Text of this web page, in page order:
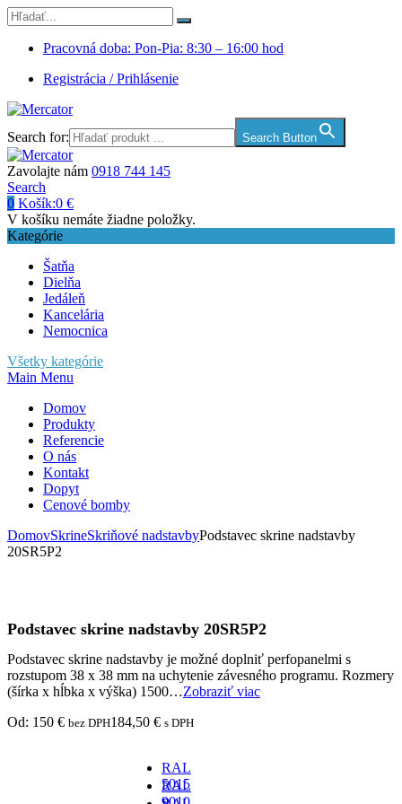
Pracovná doba: Pon-Pia: 8:30 – 16:00 hod
Registrácia / Prihlásenie
Search for: Search Button
Zavolajte nám 0918 744 145
Search
0 Košík:0 €
V košíku nemáte žiadne položky.
Kategórie
Šatňa
Dielňa
Jedáleň
Kancelária
Nemocnica
Všetky kategórie
Main Menu
Domov
Produkty
Referencie
O nás
Kontakt
Dopyt
Cenové bomby
DomovSkrineSkriňové nadstavbyPodstavec skrine nadstavby
20SR5P2
Podstavec skrine nadstavby 20SR5P2
Podstavec skrine nadstavby je možné doplniť perfopanelmi s
rozstupom 38 x 38 mm na uchytenie závesného programu. Rozmery
(šírka x hĺbka x výška) 1500…Zobraziť viac
Od: 150 € bez DPH184,50 € s DPH
RAL
5015
-
RAL